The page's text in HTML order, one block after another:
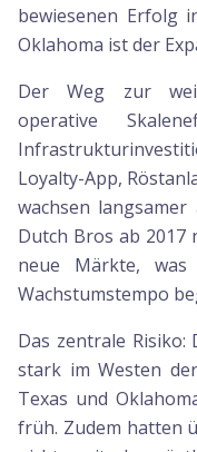
bewiesenen Erfolg
Oklahoma ist der
Der Weg zur
operative
Loyalty-App,
wachsen
Dutch Bros ab 2017
neue Märkte,
Wachstumstempo
Das zentrale
stark im Westen
Texas und
früh. Zudem hatten